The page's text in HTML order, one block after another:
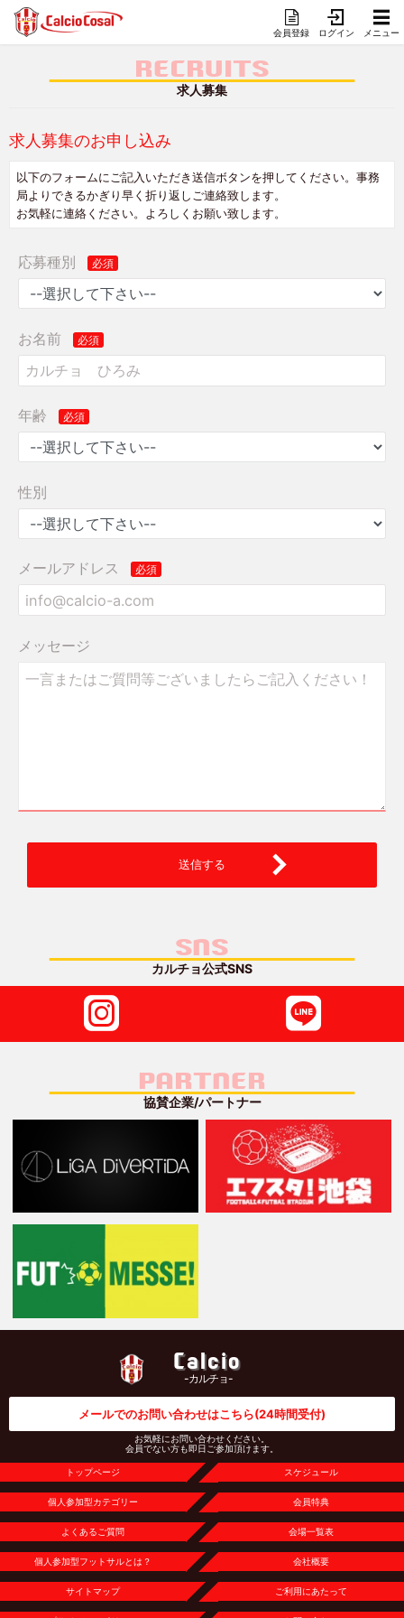
会員登録 ログイン メニュー
RECRUITS
求人募集
求人募集のお申し込み
以下のフォームにご記入いただき送信ボタンを押してください。事務
局よりできるかぎり早く折り返しご連絡致します。
お気軽に連絡ください。よろしくお願い致します。
応募種別
お名前
年齢
性別
メールアドレス
メッセージ
送信する
SNS
カルチョ公式SNS
PARTNER
協賛企業/パートナー
Calcio
-カルチョ-
メールでのお問い合わせはこちら(24時間受付)
お気軽にお問い合わせください。
会員でない方も即日ご参加頂けます。
トップページ スケジュール
個人参加型カテゴリー 会員特典
よくあるご質問 会場一覧表
個人参加型フットサルとは？ 会社概要
サイトマップ ご利用にあたって